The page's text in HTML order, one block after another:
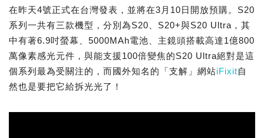
在昨天4號正式在台灣發表，並將在3月10日開放預購。S20
系列一共有三款機型，分別為S20、S20+與S20 Ultra，其
中有著6.9吋螢幕、5000MAh電池、主鏡頭搭載高達1億800
萬像素感光元件，與能支援100倍變焦的S20 Ultra絕對是這
個系列最為受關注的，而國外知名的「支解」網站iFixit自
然也是要把它給拆光光了！